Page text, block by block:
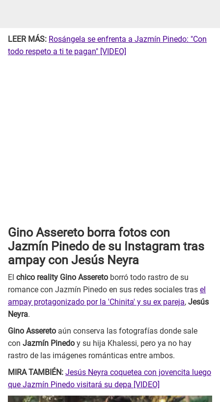
LEER MÁS: Rosángela se enfrenta a Jazmín Pinedo: "Con
todo respeto a ti te pagan" [VIDEO]
Gino Assereto borra fotos con
Jazmín Pinedo de su Instagram tras
ampay con Jesús Neyra
El chico reality Gino Assereto borró todo rastro de su
romance con Jazmín Pinedo en sus redes sociales tras el
ampay protagonizado por la 'Chinita' y su ex pareja, Jesús
Neyra.
Gino Assereto aún conserva las fotografías donde sale
con Jazmín Pinedo y su hija Khalessi, pero ya no hay
rastro de las imágenes románticas entre ambos.
MIRA TAMBIÉN: Jesús Neyra coquetea con jovencita luego
que Jazmín Pinedo visitará su depa [VIDEO]